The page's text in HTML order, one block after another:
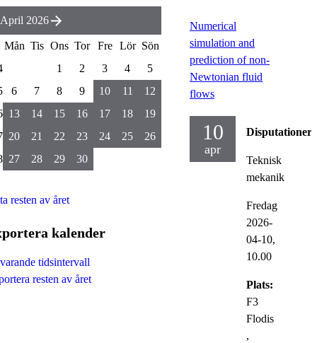
Numerical
simulation and
prediction of non-
Newtonian fluid
flows
10
apr
Disputationer
Teknisk
mekanik
Fredag
2026-
04-10,
10.00
Plats:
F3
Flodis
,
April 2026
Mån Tis Ons Tor Fre Lör Sön
1 2 3 4
5
6 7 8 9 10 11
12
13 14 15 16 17 18
19
20 21 22 23 24 25
26
27 28 29 30
resten av året
kalender
tidsintervall
resten av året